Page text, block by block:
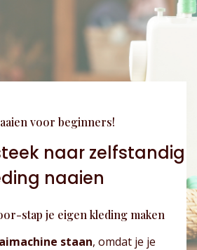
voor beginners!
naar zelfstandig
naaien
stap je eigen kleding maken
staan, omdat je je